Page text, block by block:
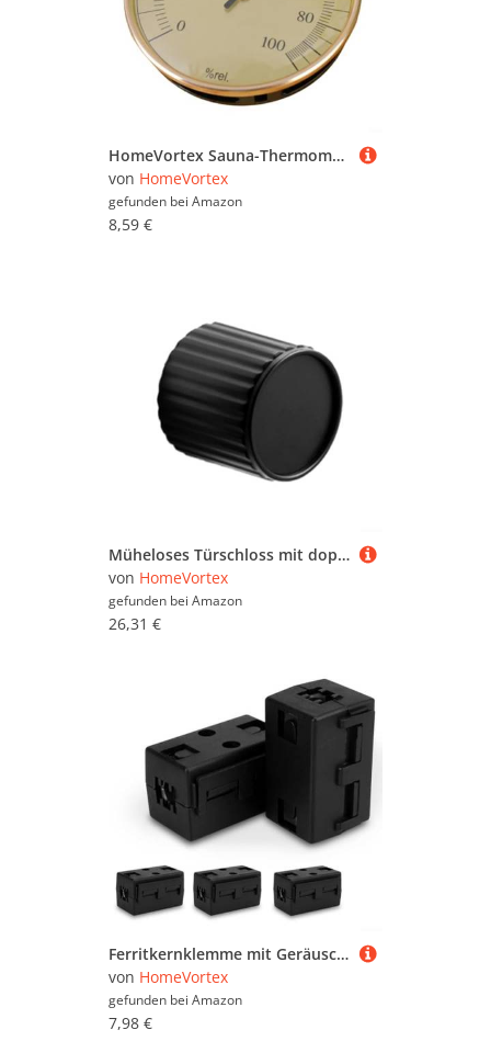
HomeVortex Sauna-Thermometer, Hygrometer, Aluminiumlegierung, batteriefreier Betrieb, Bimetall-Temperatur, Luftfeuchtigkeitsmesser, Dampfbad-Zubehör, 0–120 °C Messung (Hygrometer)
von HomeVortex
gefunden bei Amazon
8,59 €
Müheloses Türschloss mit doppeltem Drehgriff für alle Benutzer (schwarz)
von HomeVortex
gefunden bei Amazon
26,31 €
Ferritkernklemme mit Geräuschunterdrückung für USB-, Tastatur- und Headset-Kabel, einfach zu bedienen (8 mm)
von HomeVortex
gefunden bei Amazon
7,98 €